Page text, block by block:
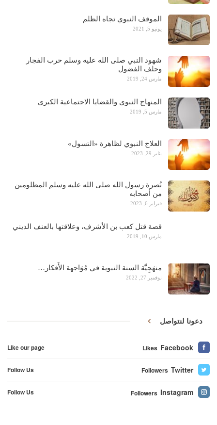
الموقف النبوي تجاه الظلم
يونيو 5, 2021
شهود النبي صلى الله عليه وسلم حرب الفجار
وحلف الفضول
مارس 24, 2019
المنهاج النبوي والقضايا الاجتماعية الكبرى
مارس 5, 2019
العلاج النبوي لظاهرة «التسول»
يناير 29, 2023
نُصرة رسول الله صلى الله عليه وسلم المظلومين
من أصحابه
فبراير 6, 2023
قصة قتل كعب بن الأشرف، وعلاقتها بالعنف الديني
مارس 10, 2019
منهَجِيَّة السنة النبوية في مُوَاجهة الأَفكار…
نوفمبر 27, 2022
دعونا لنتواصل
Facebook
Likes
Like our page
Twitter
Followers
Follow Us
Instagram
Followers
Follow Us